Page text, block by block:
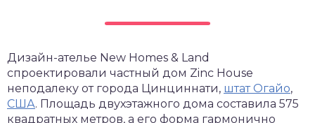
Дизайн-ателье New Homes & Land
спроектировали частный дом Zinc House
неподалеку от города Цинциннати, штат Огайо,
США. Площадь двухэтажного дома составила 575
квадратных метров, а его форма гармонично